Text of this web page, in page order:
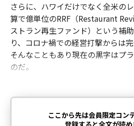
さらに、ハワイだけでなく全米の
算で億単位のRRF（Restaurant
ストラン再生ファンド）という補
り、コロナ禍での経営打撃からは
そんなこともあり現在の黒字はプ
のだ。